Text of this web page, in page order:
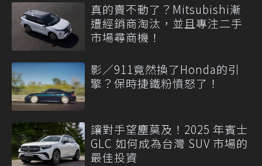
真的賣不動了？Mitsubishi漸
遭經銷商淘汰，並且專注二手
市場尋商機！
影／911竟然換了Honda的引
擎？保時捷鐵粉憤怒了！
讓對手望塵莫及！2025 年賓士
GLC 如何成為台灣 SUV 市場的
最佳投資